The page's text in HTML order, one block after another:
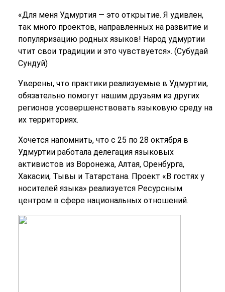
«Для меня Удмуртия — это открытие. Я удивлен,
так много проектов, направленных на развитие и
популяризацию родных языков! Народ удмуртии
чтит свои традиции и это чувствуется». (Субудай
Сундуй)
Уверены, что практики реализуемые в Удмуртии,
обязательно помогут нашим друзьям из других
регионов усовершенствовать языковую среду на
их территориях.
Хочется напомнить, что с 25 по 28 октября в
Удмуртии работала делегация языковых
активистов из Воронежа, Алтая, Оренбурга,
Хакасии, Тывы и Татарстана. Проект «В гостях у
носителей языка» реализуется Ресурсным
центром в сфере национальных отношений.